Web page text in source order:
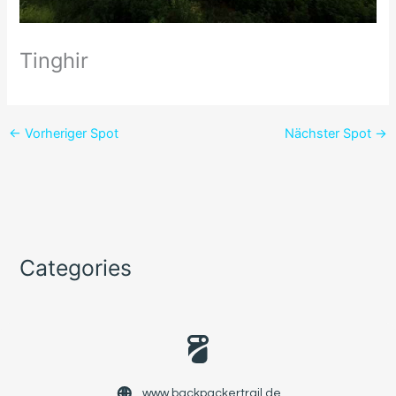
Tinghir
← Vorheriger Spot Nächster Spot →
Categories
www.backpackertrail.de